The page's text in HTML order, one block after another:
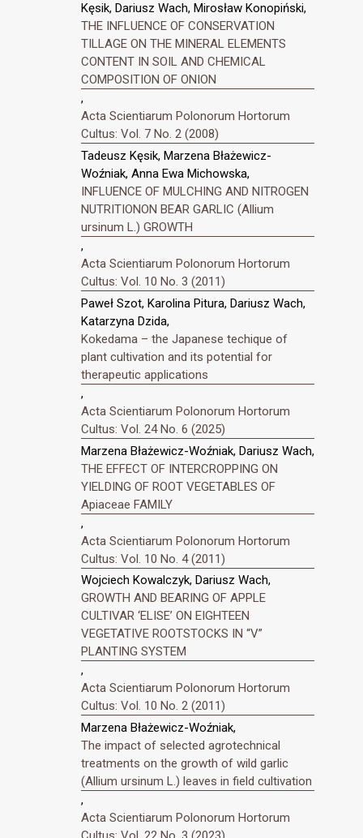
Kęsik, Dariusz Wach, Mirosław Konopiński,
THE INFLUENCE OF CONSERVATION
TILLAGE ON THE MINERAL ELEMENTS
CONTENT IN SOIL AND CHEMICAL
COMPOSITION OF ONION
,
Acta Scientiarum Polonorum Hortorum
Cultus: Vol. 7 No. 2 (2008)
Tadeusz Kęsik, Marzena Błażewicz-
Woźniak, Anna Ewa Michowska,
INFLUENCE OF MULCHING AND NITROGEN
NUTRITIONON BEAR GARLIC (Allium
ursinum L.) GROWTH
,
Acta Scientiarum Polonorum Hortorum
Cultus: Vol. 10 No. 3 (2011)
Paweł Szot, Karolina Pitura, Dariusz Wach,
Katarzyna Dzida,
Kokedama – the Japanese techique of
plant cultivation and its potential for
therapeutic applications
,
Acta Scientiarum Polonorum Hortorum
Cultus: Vol. 24 No. 6 (2025)
Marzena Błażewicz-Woźniak, Dariusz Wach,
THE EFFECT OF INTERCROPPING ON
YIELDING OF ROOT VEGETABLES OF
Apiaceae FAMILY
,
Acta Scientiarum Polonorum Hortorum
Cultus: Vol. 10 No. 4 (2011)
Wojciech Kowalczyk, Dariusz Wach,
GROWTH AND BEARING OF APPLE
CULTIVAR ‘ELISE’ ON EIGHTEEN
VEGETATIVE ROOTSTOCKS IN “V”
PLANTING SYSTEM
,
Acta Scientiarum Polonorum Hortorum
Cultus: Vol. 10 No. 2 (2011)
Marzena Błażewicz-Woźniak,
The impact of selected agrotechnical
treatments on the growth of wild garlic
(Allium ursinum L.) leaves in field cultivation
,
Acta Scientiarum Polonorum Hortorum